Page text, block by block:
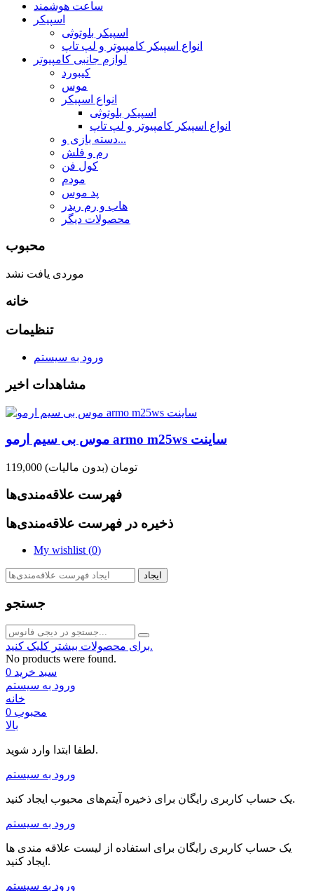
ساعت هوشمند
اسپیکر
اسپیکر بلوتوثی
انواع اسپیکر کامپیوتر و لپ تاپ
لوازم جانبی کامپیوتر
کیبورد
موس
انواع اسپیکر
اسپیکر بلوتوثی
انواع اسپیکر کامپیوتر و لپ تاپ
دسته بازی و...
رم و فلش
کول فن
مودم
پد موس
هاب و رم ریدر
محصولات دیگر
محبوب
موردی یافت نشد
خانه
تنظیمات
ورود به سیستم
مشاهدات اخیر
موس بی سیم ارمو armo m25ws ساینت
119,000 تومان (بدون مالیات)
فهرست علاقه‌مندی‌ها
ذخیره در فهرست علاقه‌مندی‌ها
My wishlist (0)
ایجاد
جستجو
برای محصولات بیشتر کلیک کنید.
No products were found.
سبد خرید 0
ورود به سیستم
خانه
محبوب 0
بالا
لطفا ابتدا وارد شوید.
ورود به سیستم
یک حساب کاربری رایگان برای ذخیره آیتم‌های محبوب ایجاد کنید.
ورود به سیستم
یک حساب کاربری رایگان برای استفاده از لیست علاقه مندی ها
ایجاد کنید.
ورود به سیستم